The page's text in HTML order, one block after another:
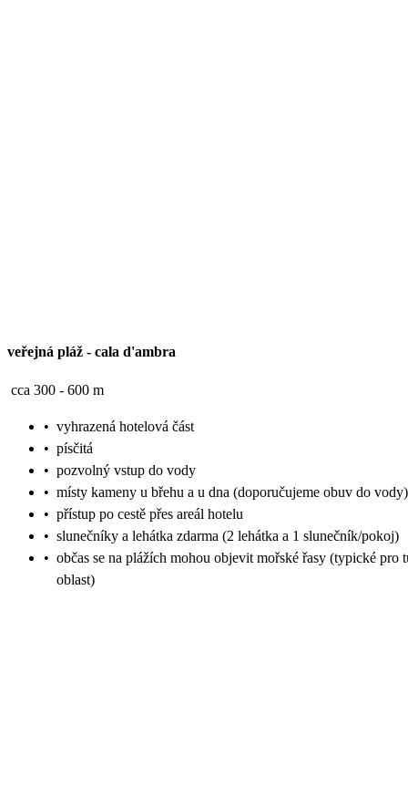
veřejná pláž - cala d'ambra
cca 300 - 600 m
• vyhrazená hotelová část
• písčitá
• pozvolný vstup do vody
• místy kameny u břehu a u dna (doporučujeme obuv do vody)
• přístup po cestě přes areál hotelu
• slunečníky a lehátka zdarma (2 lehátka a 1 slunečník/pokoj)
• občas se na plážích mohou objevit mořské řasy (typické pro
oblast)